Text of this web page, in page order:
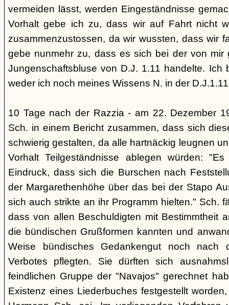
vermeiden lässt, werden Eingeständnisse
Vorhalt gebe ich zu, dass wir auf Fahrt nicht
zusammenzustossen, da wir wussten, dass wir
gebe nunmehr zu, dass es sich bei der von mir
Jungenschaftsbluse von D.J. 1.11 handelte. Ich
weder ich noch meines Wissens N. in der
10 Tage nach der Razzia - am 22. Dezember
Sch. in einem Bericht zusammen, dass sich
schwierig gestalten, da alle hartnäckig leugnen
Vorhalt Teilgeständnisse ablegen würden:
Eindruck, dass sich die Burschen nach
der Margarethenhöhe über das bei der Stapo
sich auch strikte an ihr Programm hielten." Sch.
dass von allen Beschuldigten mit Bestimmtheit
die bündischen Grußformen kannten und
Weise bündisches Gedankengut noch nach
Verbotes pflegten. Sie dürften sich
feindlichen Gruppe der "Navajos" gerechnet
Existenz eines Liederbuches festgestellt